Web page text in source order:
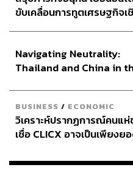
ผู้บุกเบิกอีคอมเมิร์ซไทยอย่าง
ปัจจุบันการส่งสินค้ากลายเ
ออนไลน์ เห็นได้จากผลประ
ประเทศไทยที่ขาดทุนเกือบ
ขาดทุนเกือบ 20,000 ล้านบา
Express ขาดทุนนับหมื่นล้า
หนักหน่วงขนาดนี้เพราะกา
ดึงดูดลูกค้า
ขับเคลื่อนการทูตเศรษฐกิจเ
Navigating Neutrality:
Thailand and China in
BUSINESS / ECONOMIC
วิเคราะห์ปรากฏการณ์คนแ
เชื่อ CLICX อาจเป็นเพียงย
เรือนไทยที่ถูกซุกไว้